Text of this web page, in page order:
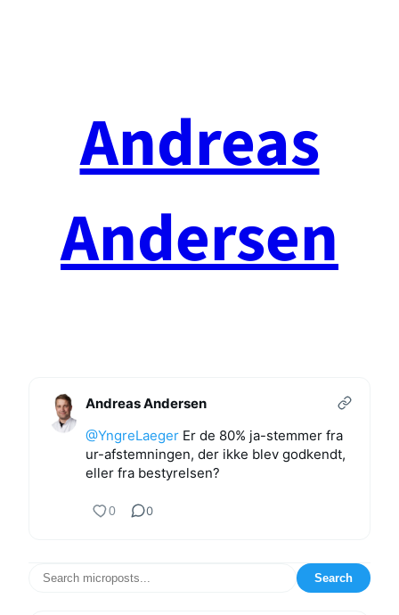
Andreas
Andersen
Andreas Andersen
@YngreLaeger Er de 80% ja-stemmer fra
ur-afstemningen, der ikke blev godkendt,
eller fra bestyrelsen?
0 0
Search